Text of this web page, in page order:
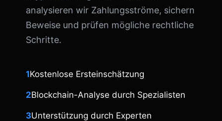
analysieren wir Zahlungsströme, sichern
Beweise und prüfen mögliche rechtliche
Schritte.
1Kostenlose Ersteinschätzung
2Blockchain-Analyse durch Spezialisten
3Unterstützung durch Experten